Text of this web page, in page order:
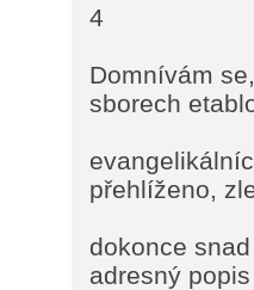
4
Domnívám
sborech
přehlíženo,
dokonce
adresný